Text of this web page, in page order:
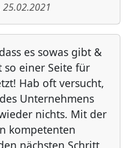
25.02.2021
es sowas gibt &
einer Seite für
Hab oft versucht,
Unternehmens
nichts. Mit der
kompetenten